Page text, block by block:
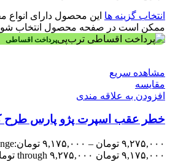
انتخاب گزینه ها این محصول دارای انواع
ممکن است در صفحه محصول انتخاب
پرداخت اقساطی
مشاهده سریع
مقایسه
افزودن به علاقه مندی
خطر عقب اسپرت پژو پارس طرح
۹,۲۷۵,۰۰۰ تومان – ۹,۱۷۵,۰۰۰ تومان
۹,۱۷۵,۰۰۰ تومان through ۹,۲۷۵,۰۰۰ تومان